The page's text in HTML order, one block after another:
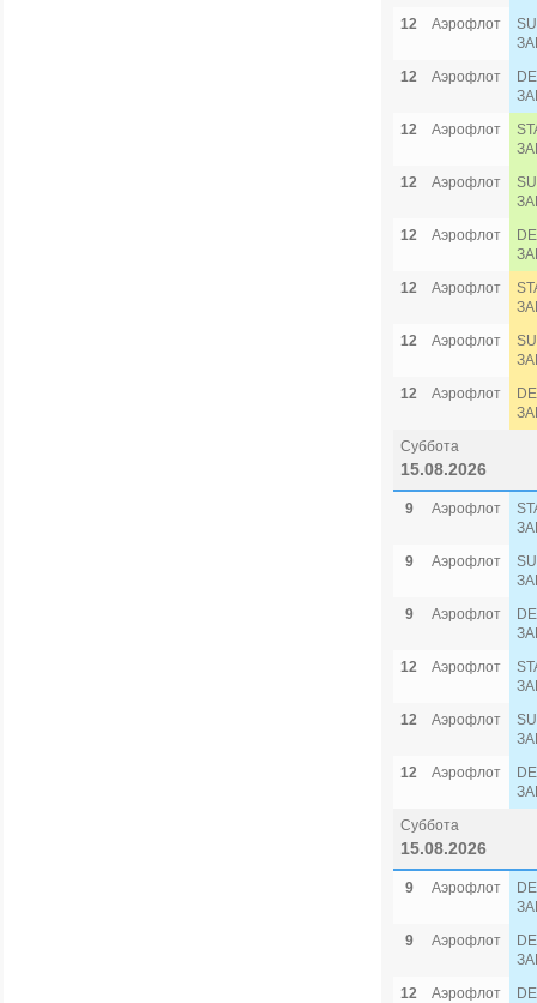
12
Аэрофлот
12
Аэрофлот
12
Аэрофлот
12
Аэрофлот
12
Аэрофлот
12
Аэрофлот
12
Аэрофлот
12
Аэрофлот
Суббота
15.08.2026
9 Аэрофлот
9
Аэрофлот
9
Аэрофлот
12
Аэрофлот
12
Аэрофлот
12
Аэрофлот
Суббота
15.08.2026
9 Аэрофлот
9
Аэрофлот
12
Аэрофлот